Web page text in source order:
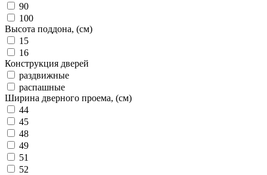
90
100
Высота поддона, (см)
15
16
Конструкция дверей
раздвижные
распашные
Ширина дверного проема, (см)
44
45
48
49
51
52